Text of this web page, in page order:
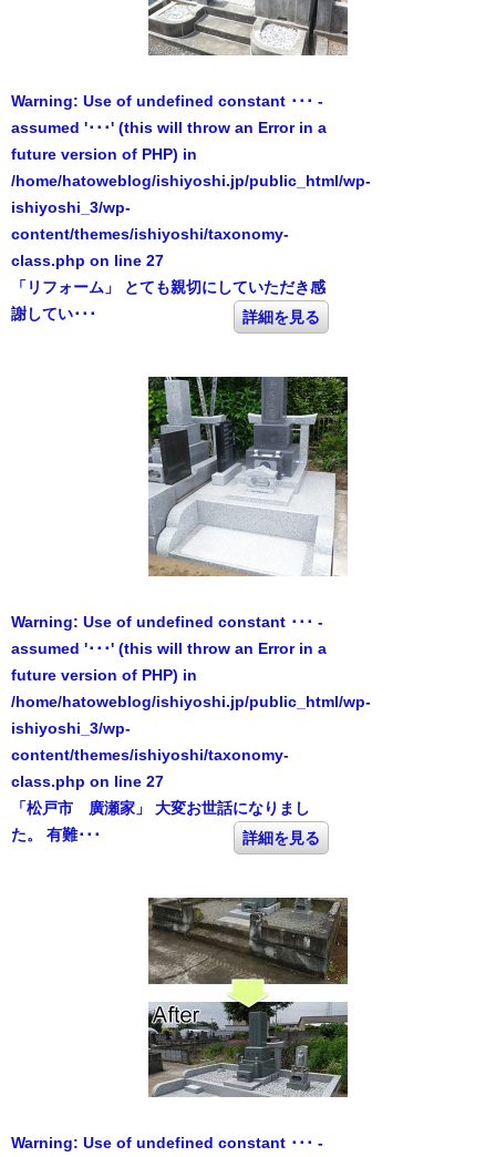
Warning: Use of undefined constant ･･･ -
assumed '･･･' (this will throw an Error in a
future version of PHP) in
/home/hatoweblog/ishiyoshi.jp/public_html/wp-
ishiyoshi_3/wp-
content/themes/ishiyoshi/taxonomy-
class.php on line 27
「リフォーム」 とても親切にしていただき感
謝してい･･･
詳細を見る
Warning: Use of undefined constant ･･･ -
assumed '･･･' (this will throw an Error in a
future version of PHP) in
/home/hatoweblog/ishiyoshi.jp/public_html/wp-
ishiyoshi_3/wp-
content/themes/ishiyoshi/taxonomy-
class.php on line 27
「松戸市 廣瀬家」 大変お世話になりまし
た。 有難･･･
詳細を見る
Warning: Use of undefined constant ･･･ -